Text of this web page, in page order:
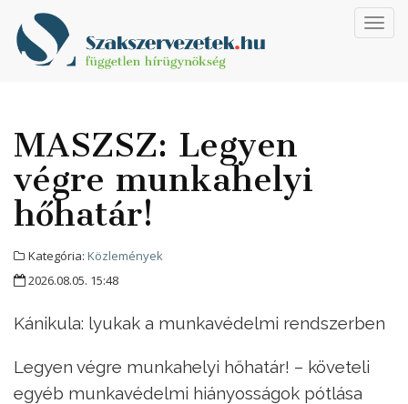
MASZSZ: Legyen
végre munkahelyi
hőhatár!
Kategória: Közlemények
2026.08.05. 15:48
Kánikula: lyukak a munkavédelmi rendszerben
Legyen végre munkahelyi hőhatár! – követeli
egyéb munkavédelmi hiányosságok pótlása